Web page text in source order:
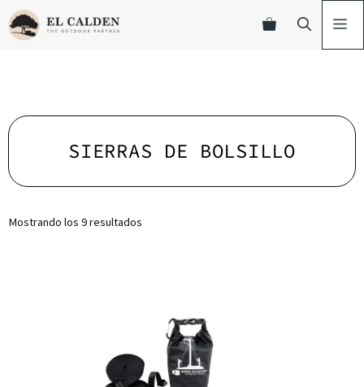
SIERRAS DE BOLSILLO
Mostrando los 9 resultados